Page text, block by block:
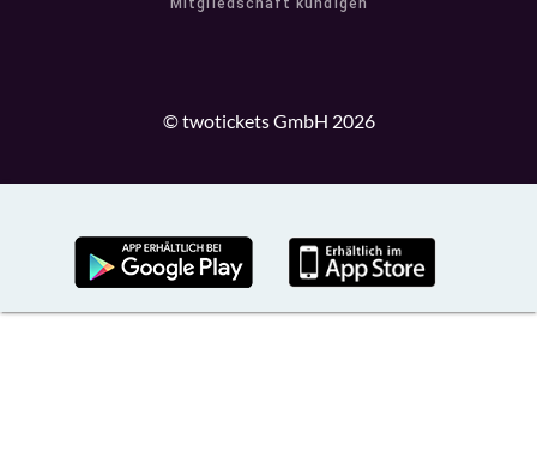
Mitgliedschaft kündigen
© twotickets GmbH 2026